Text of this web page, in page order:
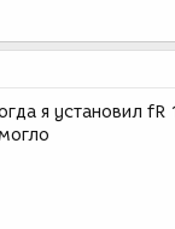
я установил